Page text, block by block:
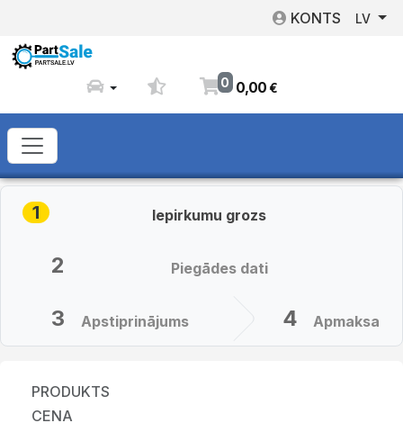
KONTS LV
0 0,00€
1 Iepirkumu grozs
2 Piegādes dati
3 Apstiprinājums 4 Apmaksa
PRODUKTS
CENA